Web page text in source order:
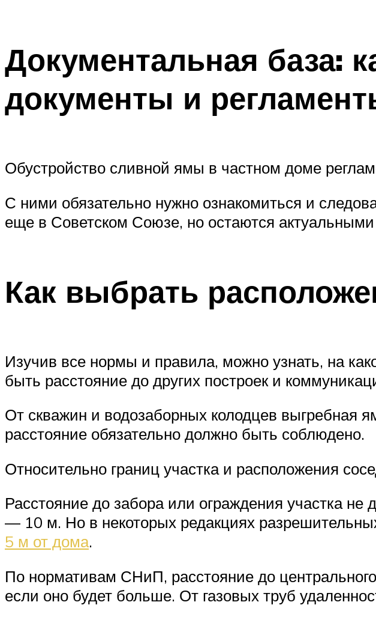
Документальная база:
документы и
Обустройство сливной ямы в частном доме
С ними обязательно нужно ознакомиться и
еще в Советском Союзе, но остаются
Как выбрать
Изучив все нормы и правила, можно узнать, на
быть расстояние до других построек и
От скважин и водозаборных колодцев выгребная
расстояние обязательно должно быть соблюдено.
Относительно границ участка и расположения
Расстояние до забора или ограждения участка
— 10 м. Но в некоторых редакциях
5 м от дома.
По нормативам СНиП, расстояние до
если оно будет больше. От газовых труб